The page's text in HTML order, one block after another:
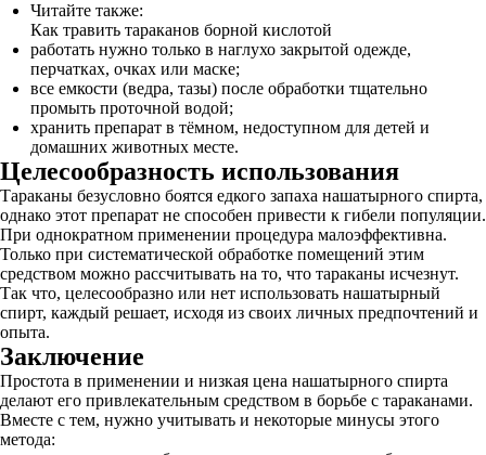
Читайте также:
Как травить тараканов борной кислотой
работать нужно только в наглухо закрытой одежде,
перчатках, очках или маске;
все емкости (ведра, тазы) после обработки тщательно
промыть проточной водой;
хранить препарат в тёмном, недоступном для детей и
домашних животных месте.
Целесообразность использования
Тараканы безусловно боятся едкого запаха нашатырного спирта,
однако этот препарат не способен привести к гибели популяции.
При однократном применении процедура малоэффективна.
Только при систематической обработке помещений этим
средством можно рассчитывать на то, что тараканы исчезнут.
Так что, целесообразно или нет использовать нашатырный
спирт, каждый решает, исходя из своих личных предпочтений и
опыта.
Заключение
Простота в применении и низкая цена нашатырного спирта
делают его привлекательным средством в борьбе с тараканами.
Вместе с тем, нужно учитывать и некоторые минусы этого
метода: